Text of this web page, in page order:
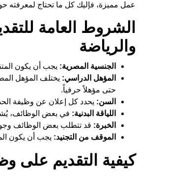
عمل مميزة، فإليك كل ما تحتاج لمعرفته
الشروط العامة
والرياضة
الجنسية المصرية: يجب أن يكون
المؤهل الدراسي: يختلف المؤهل
حتى مؤهلاً حرفياً.
السن: يحدد كل إعلان عن وظيفة
اللياقة البدنية: في بعض الوظائف،
الخبرة: قد تتطلب بعض الوظائف
الموقف من التجنيد: يجب أن يكون
كيفية التقديم على